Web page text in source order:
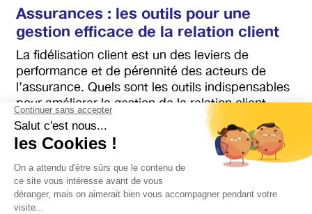
Service client
Assurances : les outils pour une
gestion efficace de la relation client
4minutes
La fidélisation client est un des leviers de
performance et de pérennité des acteurs de
l’assurance. Quels sont les outils indispensables
pour améliorer la gestion de la relation client
assurance ? Retrouvez 6 pistes dans cet article.